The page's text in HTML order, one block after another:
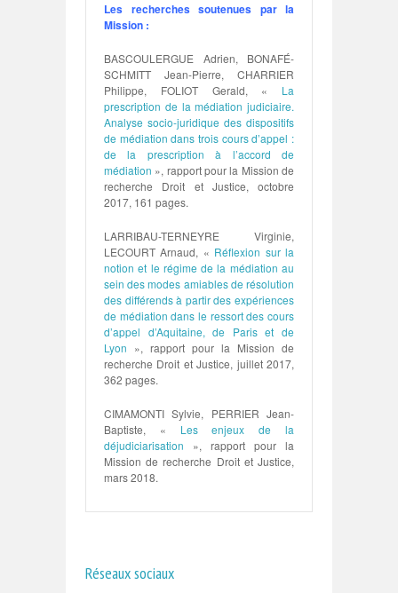
Les recherches soutenues par la
Mission :
BASCOULERGUE Adrien, BONAFÉ-
SCHMITT Jean-Pierre, CHARRIER
Philippe, FOLIOT Gerald, « La
prescription de la médiation judiciaire.
Analyse socio-juridique des dispositifs
de médiation dans trois cours d’appel :
de la prescription à l’accord de
médiation », rapport pour la Mission de
recherche Droit et Justice, octobre
2017, 161 pages.
LARRIBAU-TERNEYRE Virginie,
LECOURT Arnaud, « Réflexion sur la
notion et le régime de la médiation au
sein des modes amiables de résolution
des différends à partir des expériences
de médiation dans le ressort des cours
d’appel d’Aquitaine, de Paris et de
Lyon », rapport pour la Mission de
recherche Droit et Justice, juillet 2017,
362 pages.
CIMAMONTI Sylvie, PERRIER Jean-
Baptiste, « Les enjeux de la
déjudiciarisation », rapport pour la
Mission de recherche Droit et Justice,
mars 2018.
Réseaux sociaux